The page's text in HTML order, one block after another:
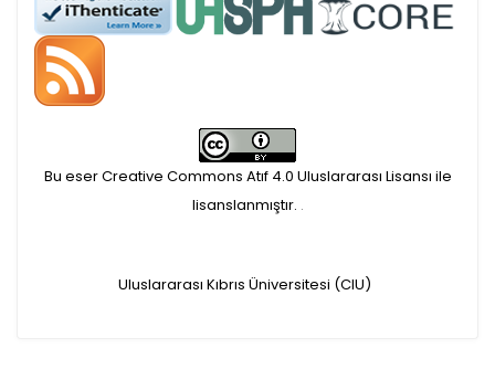
APC ödemesi
Öndenetimden geçen
makaleler için, 100 Avro
Makale İşletim Ücreti (APC)
makaleler için yazarlara
Bu eser Creative Commons Atıf 4.0 Uluslararası Lisansı ile
lisanslanmıştır. .
Uluslararası Kıbrıs Üniversitesi (CIU)